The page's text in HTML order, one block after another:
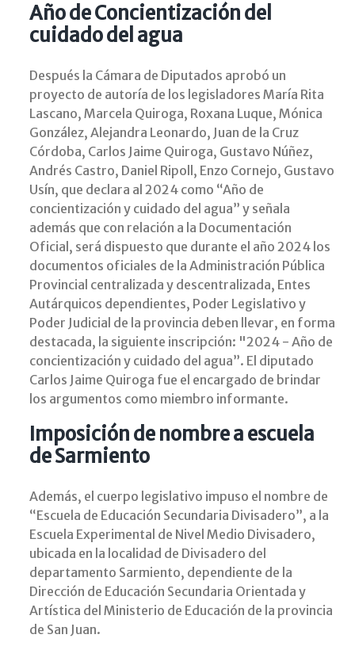
Año de Concientización del
cuidado del agua
Después la Cámara de Diputados aprobó un
proyecto de autoría de los legisladores María Rita
Lascano, Marcela Quiroga, Roxana Luque, Mónica
González, Alejandra Leonardo, Juan de la Cruz
Córdoba, Carlos Jaime Quiroga, Gustavo Núñez,
Andrés Castro, Daniel Ripoll, Enzo Cornejo, Gustavo
Usín, que declara al 2024 como “Año de
concientización y cuidado del agua” y señala
además que con relación a la Documentación
Oficial, será dispuesto que durante el año 2024 los
documentos oficiales de la Administración Pública
Provincial centralizada y descentralizada, Entes
Autárquicos dependientes, Poder Legislativo y
Poder Judicial de la provincia deben llevar, en forma
destacada, la siguiente inscripción: "2024 - Año de
concientización y cuidado del agua”. El diputado
Carlos Jaime Quiroga fue el encargado de brindar
los argumentos como miembro informante.
Imposición de nombre a escuela
de Sarmiento
Además, el cuerpo legislativo impuso el nombre de
“Escuela de Educación Secundaria Divisadero”, a la
Escuela Experimental de Nivel Medio Divisadero,
ubicada en la localidad de Divisadero del
departamento Sarmiento, dependiente de la
Dirección de Educación Secundaria Orientada y
Artística del Ministerio de Educación de la provincia
de San Juan.